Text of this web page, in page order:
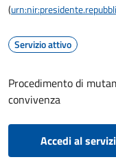
(
Servizio attivo
Procedimento di
convivenza
Accedi al